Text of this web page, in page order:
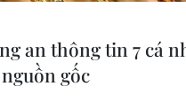
lý chung cư
định cư, chiếm
an thông tin 7 cá
gốc